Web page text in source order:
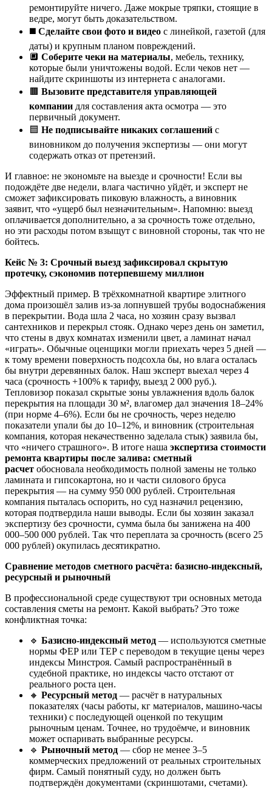
ремонтируйте ничего. Даже мокрые тряпки, стоящие в
ведре, могут быть доказательством.
◼️ Сделайте свои фото и видео с линейкой, газетой (для
даты) и крупным планом повреждений.
🔲 Соберите чеки на материалы, мебель, технику,
которые были уничтожены водой. Если чеков нет —
найдите скриншоты из интернета с аналогами.
🟫 Вызовите представителя управляющей
компании для составления акта осмотра — это
первичный документ.
🟦 Не подписывайте никаких соглашений с
виновником до получения экспертизы — они могут
содержать отказ от претензий.
И главное: не экономьте на выезде и срочности! Если вы
подождёте две недели, влага частично уйдёт, и эксперт не
сможет зафиксировать пиковую влажность, а виновник
заявит, что «ущерб был незначительным». Напомню: выезд
оплачивается дополнительно, а за срочность тоже отдельно,
но эти расходы потом взыщут с виновной стороны, так что не
бойтесь.
Кейс № 3: Срочный выезд зафиксировал скрытую
протечку, сэкономив потерпевшему миллион
Эффектный пример. В трёхкомнатной квартире элитного
дома произошёл залив из-за лопнувшей трубы водоснабжения
в перекрытии. Вода шла 2 часа, но хозяин сразу вызвал
сантехников и перекрыл стояк. Однако через день он заметил,
что стены в двух комнатах изменили цвет, а ламинат начал
«играть». Обычные оценщики могли приехать через 5 дней —
к тому времени поверхность подсохла бы, но влага осталась
бы внутри деревянных балок. Наш эксперт выехал через 4
часа (срочность +100% к тарифу, выезд 2 000 руб.).
Тепловизор показал скрытые зоны увлажнения вдоль балок
перекрытия на площади 30 м², влагомер дал значения 18–24%
(при норме 4–6%). Если бы не срочность, через неделю
показатели упали бы до 10–12%, и виновник (строительная
компания, которая некачественно заделала стык) заявила бы,
что «ничего страшного». В итоге наша экспертиза стоимости
ремонта квартиры после залива: сметный
расчет обосновала необходимость полной замены не только
ламината и гипсокартона, но и части силового бруса
перекрытия — на сумму 950 000 рублей. Строительная
компания пыталась оспорить, но суд назначил рецензию,
которая подтвердила наши выводы. Если бы хозяин заказал
экспертизу без срочности, сумма была бы занижена на 400
000–500 000 рублей. Так что переплата за срочность (всего 25
000 рублей) окупилась десятикратно.
Сравнение методов сметного расчёта: базисно-индексный,
ресурсный и рыночный
В профессиональной среде существуют три основных метода
составления сметы на ремонт. Какой выбрать? Это тоже
конфликтная точка:
🔹 Базисно-индексный метод — используются сметные
нормы ФЕР или ТЕР с переводом в текущие цены через
индексы Минстроя. Самый распространённый в
судебной практике, но индексы часто отстают от
реального роста цен.
🔸 Ресурсный метод — расчёт в натуральных
показателях (часы работы, кг материалов, машино-часы
техники) с последующей оценкой по текущим
рыночным ценам. Точнее, но трудоёмче, и виновник
может оспаривать выбранные ресурсы.
🔹 Рыночный метод — сбор не менее 3–5
коммерческих предложений от реальных строительных
фирм. Самый понятный суду, но должен быть
подтверждён документами (скриншотами, счетами).